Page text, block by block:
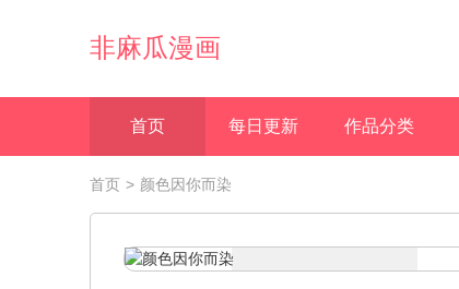
非麻瓜漫画
首页 每日更新 作品分类
首页 > 颜色因你而染